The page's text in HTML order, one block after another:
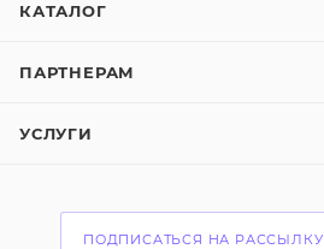
КАТАЛОГ
ПАРТНЕРАМ
УСЛУГИ
ПОДПИСАТЬСЯ НА РАССЫЛКУ